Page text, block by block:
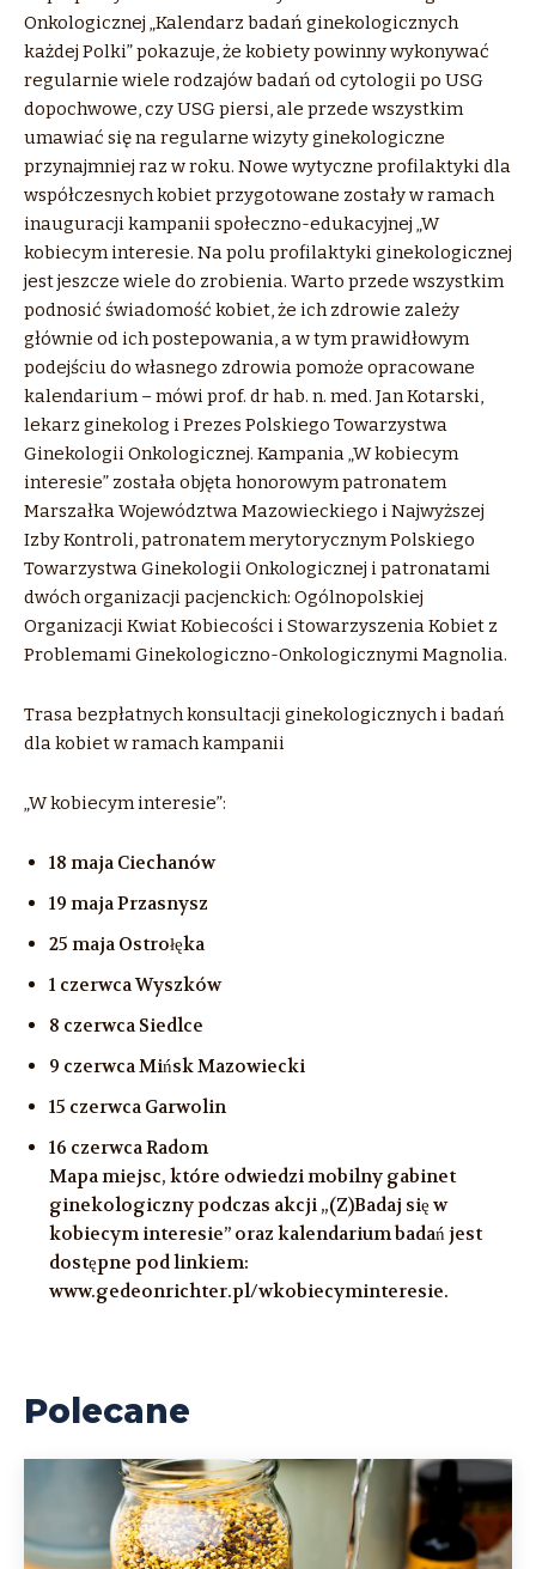
Onkologicznej „Kalendarz badań ginekologicznych
każdej Polki” pokazuje, że kobiety powinny wykonywać
regularnie wiele rodzajów badań od cytologii po USG
dopochwowe, czy USG piersi, ale przede wszystkim
umawiać się na regularne wizyty ginekologiczne
przynajmniej raz w roku. Nowe wytyczne profilaktyki dla
współczesnych kobiet przygotowane zostały w ramach
inauguracji kampanii społeczno-edukacyjnej „W
kobiecym interesie. Na polu profilaktyki ginekologicznej
jest jeszcze wiele do zrobienia. Warto przede wszystkim
podnosić świadomość kobiet, że ich zdrowie zależy
głównie od ich postepowania, a w tym prawidłowym
podejściu do własnego zdrowia pomoże opracowane
kalendarium – mówi prof. dr hab. n. med. Jan Kotarski,
lekarz ginekolog i Prezes Polskiego Towarzystwa
Ginekologii Onkologicznej. Kampania „W kobiecym
interesie” została objęta honorowym patronatem
Marszałka Województwa Mazowieckiego i Najwyższej
Izby Kontroli, patronatem merytorycznym Polskiego
Towarzystwa Ginekologii Onkologicznej i patronatami
dwóch organizacji pacjenckich: Ogólnopolskiej
Organizacji Kwiat Kobiecości i Stowarzyszenia Kobiet z
Problemami Ginekologiczno-Onkologicznymi Magnolia.
Trasa bezpłatnych konsultacji ginekologicznych i badań
dla kobiet w ramach kampanii
„W kobiecym interesie”:
18 maja Ciechanów
19 maja Przasnysz
25 maja Ostrołęka
1 czerwca Wyszków
8 czerwca Siedlce
9 czerwca Mińsk Mazowiecki
15 czerwca Garwolin
16 czerwca Radom
Mapa miejsc, które odwiedzi mobilny gabinet
ginekologiczny podczas akcji „(Z)Badaj się w
kobiecym interesie” oraz kalendarium badań jest
dostępne pod linkiem:
www.gedeonrichter.pl/wkobiecyminteresie.
Polecane